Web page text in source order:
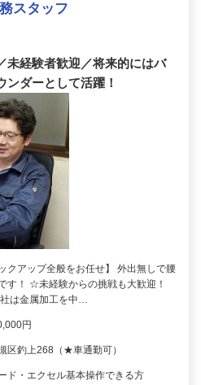
スタッフ
未経験者歓迎／将来的にはバ
ンダーとして活躍！
クアップ全般をお任せ】 外出無しで腰
す！ ☆未経験からの挑戦も大歓迎！
は金属加工を中…
円
区釣上268（★車通勤可）
ド・エクセル基本操作できる方